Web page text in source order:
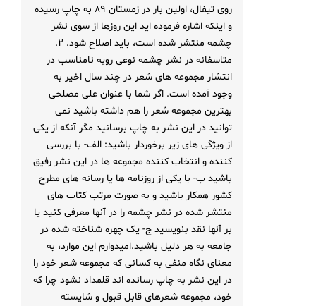
روی تیفال، اولین بار در زمستان ۸۹ به چاپ رسیده
و اینکه اشاره فرموده اید این روزها از سوی نشر
چشمه منتشر شده است، باید اصلاح شود. ۲.
متاسفانه در نشر چشمه نوعی رویه نامناسب در
انتشار مجموعه های شعر در چند سال اخیر به
وجود آمده است. اگر شما با عنوان علی مصلحی
بهترین مجموعه شعر را هم داشته باشید نمی
توانید در این نشر به چاپ برسانید مگر آنکه از یکی
از ویژگی های زیر برخوردار باشید: الف- با بررسی
کننده و انتخاب کننده مجموعه ها در این نشر رفیق
باشید ب- با یکی از روزنامه ها یا رسانه های مطرح
کشور همکار باشید و به صورت مرتب کتاب های
منتشر شده در نشر چشمه را در آنها معرفی کنید یا
بر آنها نقد بنویسید ج- یک چهره شناخته شده در
جامعه به هر دلیل باشید.امیدوارم این موارد، به
معنای نگاه منفی به کسانی که مجموعه شعر خود را
در این نشر به چاپ رسانده اند قلمداد نشود چرا که
خود، مجموعه شعرهای قابل قبول و شایسته